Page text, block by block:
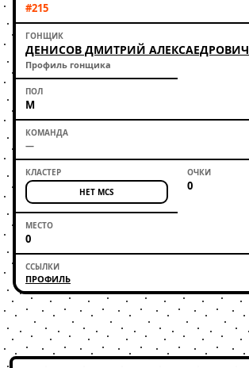
#215
ДЕНИСОВ ДМИТРИЙ АЛЕКСАЕДРОВИЧ
Профиль гонщика
М
—
НЕТ MCS 0
0
ПРОФИЛЬ